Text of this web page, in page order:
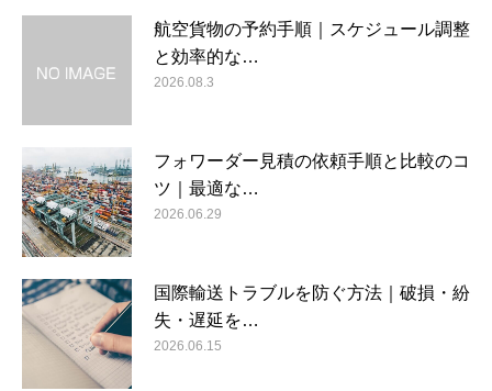
航空貨物の予約手順｜スケジュール調整
と効率的な…
2026.08.3
フォワーダー見積の依頼手順と比較のコ
ツ｜最適な…
2026.06.29
国際輸送トラブルを防ぐ方法｜破損・紛
失・遅延を…
2026.06.15